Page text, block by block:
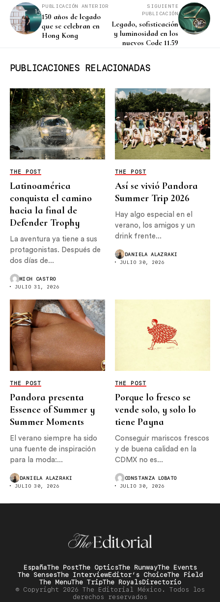
PUBLICACIÓN ANTERIOR
150 años de legado
que se celebran en
Hong Kong
SIGUIENTE
PUBLICACIÓN
Legado, sofisticación
y luminosidad en los
nuevos Code 11.59
PUBLICACIONES RELACIONADAS
THE POST
Latinoamérica
conquista el camino
hacia la final de
Defender Trophy
La aventura ya tiene a sus
protagonistas. Después de
dos días de...
MICH CASTRO
JULIO 31, 2026
THE POST
Así se vivió Pandora
Summer Trip 2026
Hay algo especial en el
verano, los amigos y un
drink frente...
DANIELA ALAZRAKI
JULIO 30, 2026
THE POST
Pandora presenta
Essence of Summer y
Summer Moments
El verano siempre ha sido
una fuente de inspiración
para la moda:...
DANIELA ALAZRAKI
JULIO 30, 2026
THE POST
Porque lo fresco se
vende solo, y solo lo
tiene Payna
Conseguir mariscos frescos
y de buena calidad en la
CDMX no es...
CONSTANZA LOBATO
JULIO 30, 2026
EspañaThe PostThe OpticsThe RunwayThe Events
The SensesThe InterviewEditor’s ChoiceThe Field
The MenuThe TripThe RoyalsDirectorio
© Copyright 2026 The Editorial México. Todos los
derechos reservados